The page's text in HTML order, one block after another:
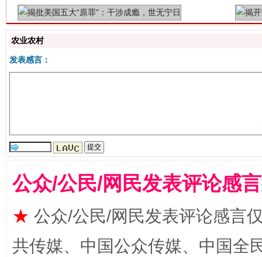
农业农村
发表感言：
公众/公民/网民发表评论感
★ 公众/公民/网民发表评论感言
共传媒、中国公众传媒、中国全